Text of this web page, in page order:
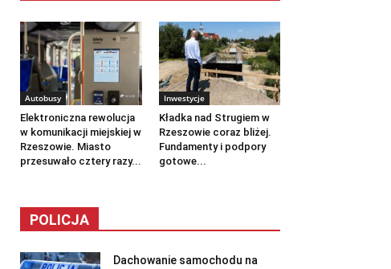
Autobusy
Elektroniczna rewolucja
w komunikacji miejskiej w
Rzeszowie. Miasto
przesuwało cztery razy...
Inwestycje
Kładka nad Strugiem w
Rzeszowie coraz bliżej.
Fundamenty i podpory
gotowe...
POLICJA
Dachowanie samochodu na